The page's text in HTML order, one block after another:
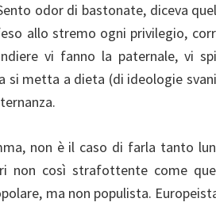
odor di bastonate, diceva
allo stremo ogni privilegio,
vi fanno la paternale, vi
si metta a dieta (di ideologie
non è il caso di farla tanto
non così strafottente come
ma non populista.